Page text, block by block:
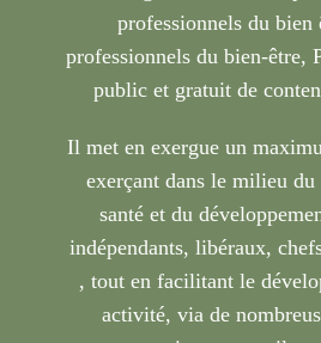
professionnels du bien
professionnels du bien-être,
public et gratuit de
Il met en exergue un
exerçant dans le milieu
santé et du
indépendants, libéraux,
, tout en facilitant le
activité, via de